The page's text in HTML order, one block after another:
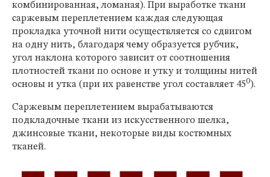
комбинированная, ломаная). При выработке ткани
саржевым переплетением каждая следующая
прокладка уточной нити осуществляется со сдвигом
на одну нить, благодаря чему образуется рубчик,
угол наклона которого зависит от соотношения
плотностей ткани по основе и утку и толщины нитей
основы и утка (при их равенстве угол составляет 450).
Саржевым переплетением вырабатываются
подкладочные ткани из искусственного шелка,
джинсовые ткани, некоторые виды костюмных
тканей.